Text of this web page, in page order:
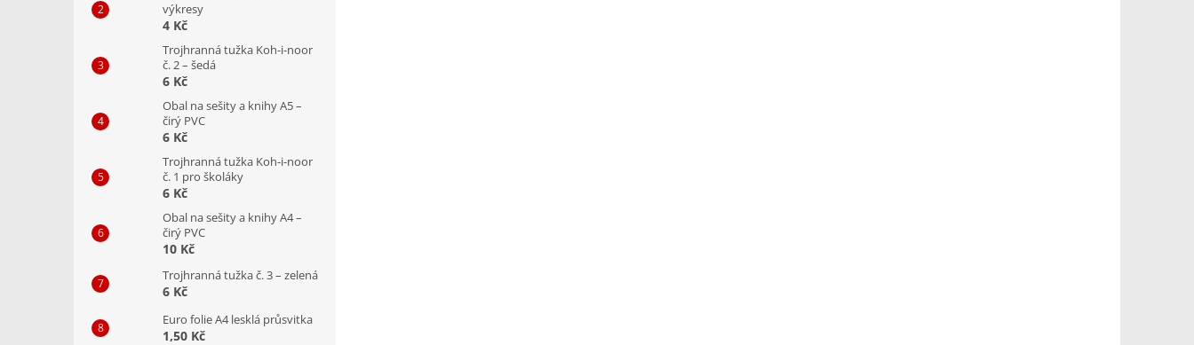
výkresy
4 Kč
Trojhranná tužka Koh-i-noor
č. 2 – šedá
6 Kč
Obal na sešity a knihy A5 –
čirý PVC
6 Kč
Trojhranná tužka Koh-i-noor
č. 1 pro školáky
6 Kč
Obal na sešity a knihy A4 –
čirý PVC
10 Kč
Trojhranná tužka č. 3 – zelená
6 Kč
Euro folie A4 lesklá průsvitka
1,50 Kč